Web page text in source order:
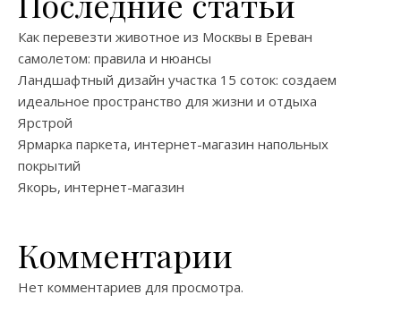
Как перевезти животное из Москвы в Ереван
самолетом: правила и нюансы
Ландшафтный дизайн участка 15 соток: создаем
идеальное пространство для жизни и отдыха
Ярстрой
Ярмарка паркета, интернет-магазин напольных
покрытий
Якорь, интернет-магазин
Комментарии
Нет комментариев для просмотра.